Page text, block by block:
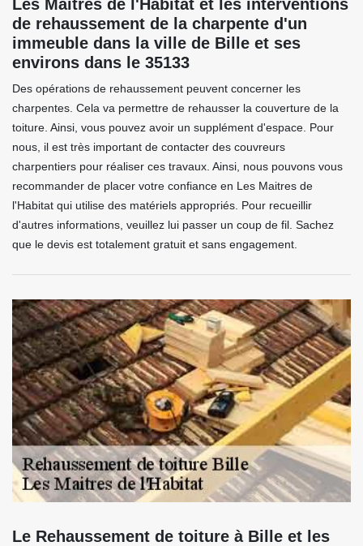
Les Maitres de l'Habitat et les interventions
de rehaussement de la charpente d'un
immeuble dans la ville de Bille et ses
environs dans le 35133
Des opérations de rehaussement peuvent concerner les
charpentes. Cela va permettre de rehausser la couverture de la
toiture. Ainsi, vous pouvez avoir un supplément d'espace. Pour
nous, il est très important de contacter des couvreurs
charpentiers pour réaliser ces travaux. Ainsi, nous pouvons vous
recommander de placer votre confiance en Les Maitres de
l'Habitat qui utilise des matériels appropriés. Pour recueillir
d'autres informations, veuillez lui passer un coup de fil. Sachez
que le devis est totalement gratuit et sans engagement.
Le Rehaussement de toiture à Bille et les